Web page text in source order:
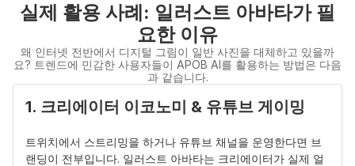
실제 활용 사례: 일러스트 아바타가 필
요한 이유
왜 인터넷 전반에서 디지털 그림이 일반 사진을 대체하고 있을까
요? 트렌드에 민감한 사용자들이 APOB AI를 활용하는 방법은 다음
과 같습니다.
1. 크리에이터 이코노미 & 유튜브 게이밍
트위치에서 스트리밍을 하거나 유튜브 채널을 운영한다면 브
랜딩이 전부입니다. 일러스트 아바타는 크리에이터가 실제 얼